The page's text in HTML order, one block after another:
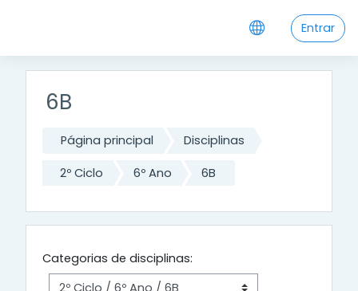
Entrar
6B
Página principal Disciplinas
2º Ciclo 6º Ano 6B
Categorias de disciplinas: